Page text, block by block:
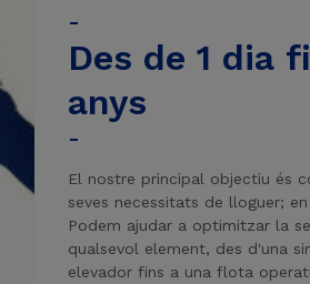
-
Des de 1 dia
anys
-
El nostre principal objectiu és
seves necessitats de lloguer;
Podem ajudar a optimitzar la
qualsevol element, des d'una
elevador fins a una flota